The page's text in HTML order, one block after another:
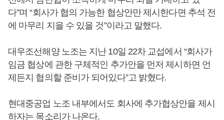
다”며 “회사가 협의 가능한 협상안만 제시한다면 추석 전
에 마무리 지을 수 있을 것”이라고 말했다.
대우조선해양 노조는 지난 10일 22차 교섭에서 “회사가
임금 협상에 관한 구체적인 추가안을 먼저 제시하면 언
제든지 협의할 준비가 되어있다”고 밝혔다.
현대중공업 노조 내부에서도 회사에 추가협상안을 제시
하자는 목소리가 나온다.